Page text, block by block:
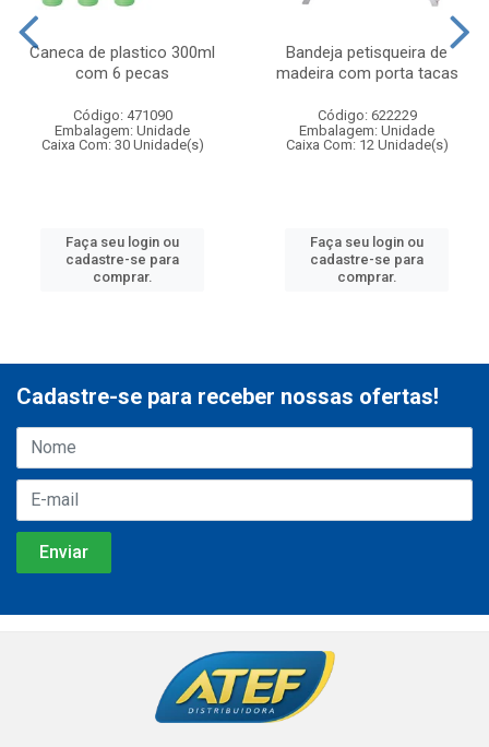
Caneca de plastico 300ml
com 6 pecas
Código: 471090
Embalagem: Unidade
Caixa Com: 30 Unidade(s)
Faça seu login ou
cadastre-se para
comprar.
Bandeja petisqueira de
madeira com porta tacas
Código: 622229
Embalagem: Unidade
Caixa Com: 12 Unidade(s)
Faça seu login ou
cadastre-se para
comprar.
Cadastre-se para receber nossas ofertas!